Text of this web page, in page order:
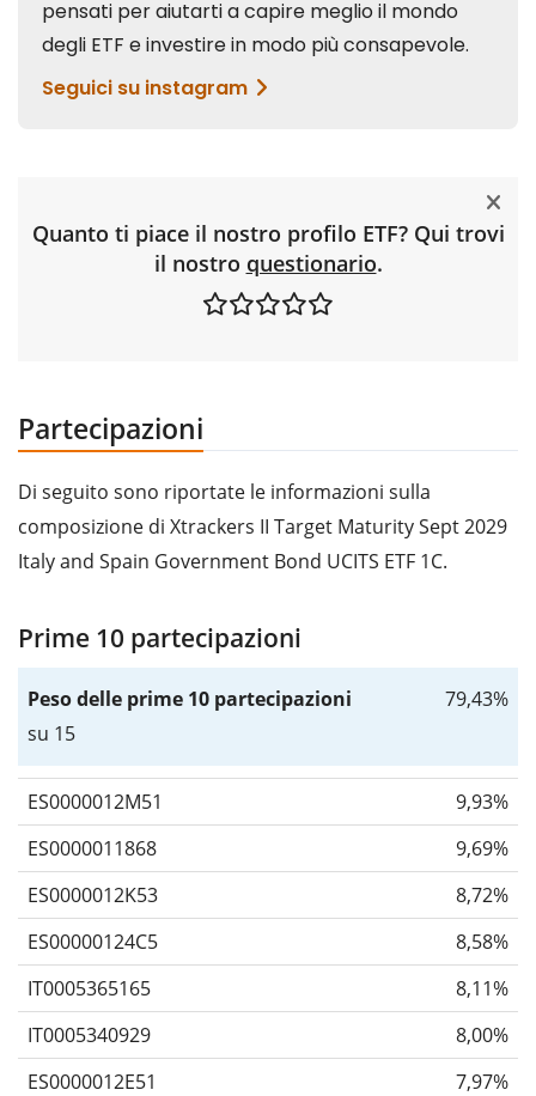
Quanto ti piace il nostro profilo ETF? Qui trovi
il nostro questionario.
Partecipazioni
Di seguito sono riportate le informazioni sulla
composizione di Xtrackers II Target Maturity Sept 2029
Italy and Spain Government Bond UCITS ETF 1C.
Prime 10 partecipazioni
Peso delle prime 10 partecipazioni
su 15
79,43%
ES0000012M51
9,93%
ES0000011868
9,69%
ES0000012K53
8,72%
ES00000124C5
8,58%
IT0005365165
8,11%
IT0005340929
8,00%
ES0000012E51
7,97%